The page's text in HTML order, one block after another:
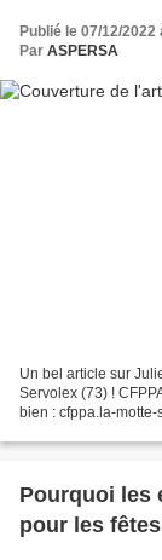
Publié le 07/12/2022
Par ASPERSA
Un bel article sur
Servolex (73) !
bien : cfppa.la-
Pourquoi les
pour les fêtes